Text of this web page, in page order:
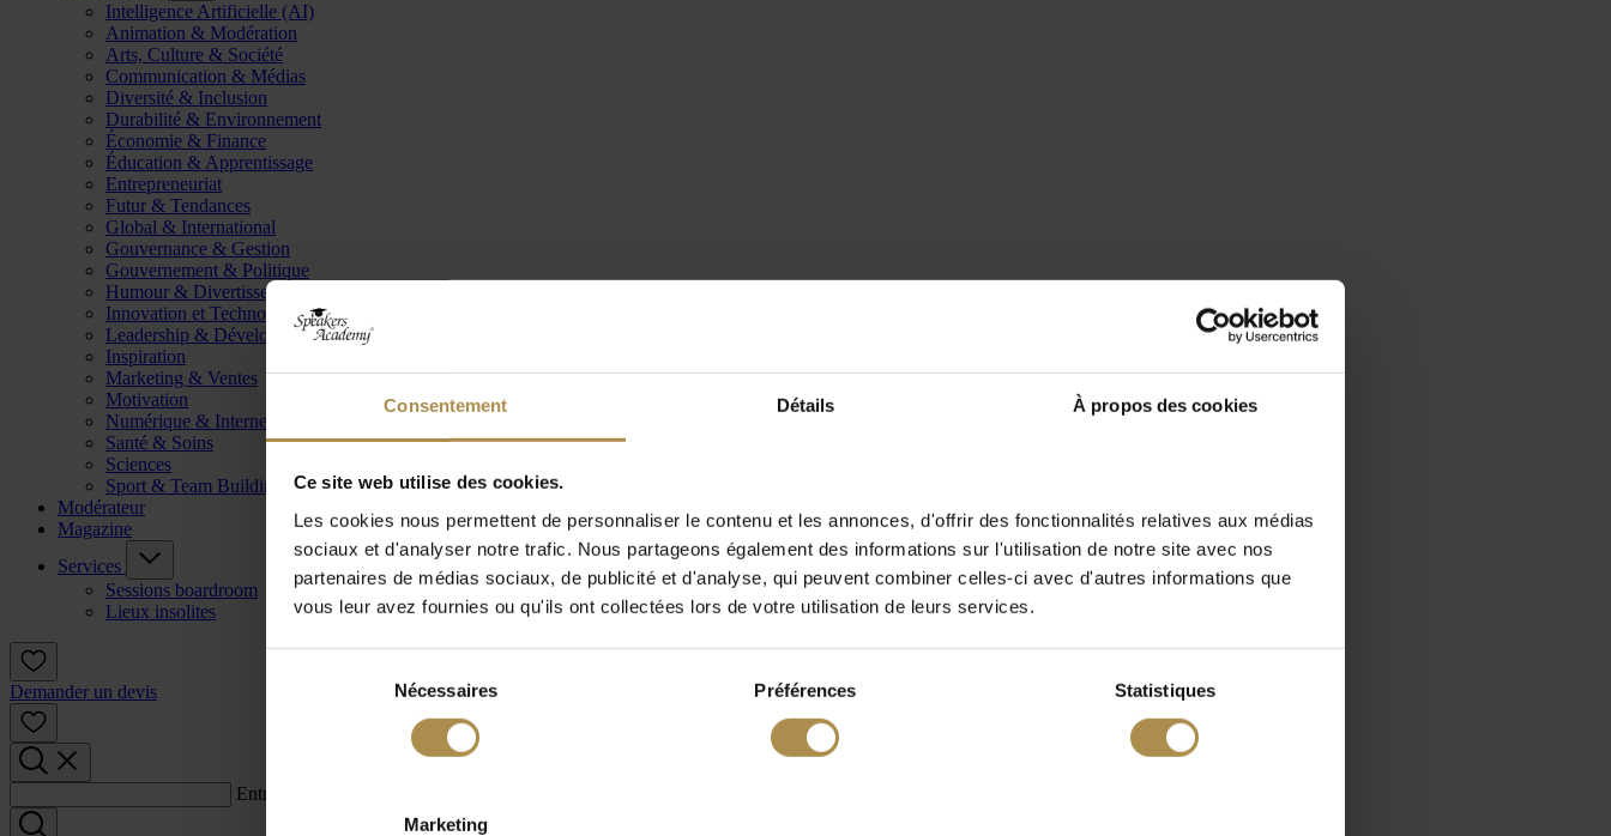
Consentement Détails À propos des cookies
Ce site web utilise des cookies.
Les cookies nous permettent de personnaliser le contenu et les annonces, d'offrir des fonctionnalités relatives aux médias
sociaux et d'analyser notre trafic. Nous partageons également des informations sur l'utilisation de notre site avec nos
partenaires de médias sociaux, de publicité et d'analyse, qui peuvent combiner celles-ci avec d'autres informations que
vous leur avez fournies ou qu'ils ont collectées lors de votre utilisation de leurs services.
Nécessaires Préférences Statistiques
Marketing
Intelligence Artificielle (AI)
Animation & Modération
Arts, Culture & Société
Communication & Médias
Diversité & Inclusion
Durabilité & Environnement
Économie & Finance
Éducation & Apprentissage
Entrepreneuriat
Futur & Tendances
Global & International
Gouvernance & Gestion
Gouvernement & Politique
Humour & Divertissement
Innovation et Technologie
Leadership & Développement
Inspiration
Marketing & Ventes
Motivation
Numérique & Internet
Santé & Soins
Sciences
Sport & Team Building
Modérateur
Magazine
Services
Sessions boardroom
Lieux insolites
Demander un devis
Entrez un terme de recherche :